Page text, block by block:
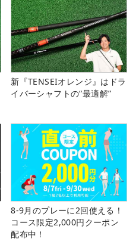
新『TENSEIオレンジ』はドラ
イバーシャフトの“最適解”
8-9月のプレーに2回使える！
コース限定2,000円クーポン
配布中！